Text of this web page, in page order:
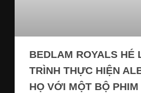
BEDLAM ROYALS HÉ
TRÌNH THỰC HIỆN
HỌ VỚI MỘT BỘ